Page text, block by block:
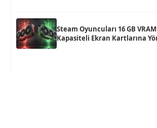
Steam Oyuncuları 16 GB VRAM
Kapasiteli Ekran Kartlarına